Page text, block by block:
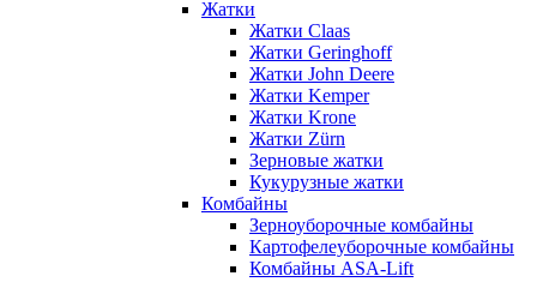
Жатки
Жатки Claas
Жатки Geringhoff
Жатки John Deere
Жатки Kemper
Жатки Krone
Жатки Zürn
Зерновые жатки
Кукурузные жатки
Комбайны
Зерноуборочные комбайны
Картофелеуборочные комбайны
Комбайны ASA-Lift